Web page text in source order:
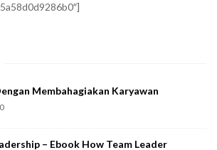
Membahagiakan Karyawan
– Ebook How Team Leader